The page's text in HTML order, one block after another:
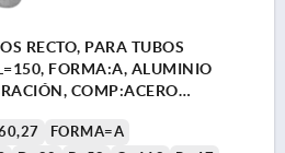
RECTO, PARA TUBOS
FORMA:A, ALUMINIO
COMP:ACERO
FORMA=A